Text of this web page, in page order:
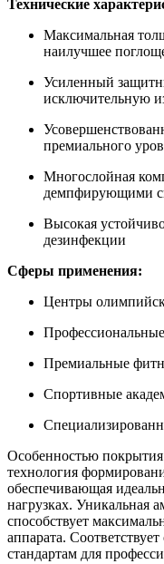
Технические
Максимальная
наилучшее
Усиленный
исключительную
премиального
Многослойная
демпфирующими
Высокая
дезинфекции
Сферы применения:
Центры
Премиальные
Спортивные
Особенностью покрытия
технология
обеспечивающая
нагрузках. Уникальная
способствует
аппарата.
стандартам для